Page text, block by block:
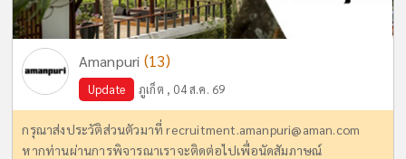
Amanpuri (13)
Update ภูเก็ต , 04 ส.ค. 69
กรุณาส่งประวัติส่วนตัวมาที่recruitment.amanpuri@aman.com
หากท่านผ่านการพิจารณาเราจะติดต่อไปเพื่อนัดสัมภาษณ์